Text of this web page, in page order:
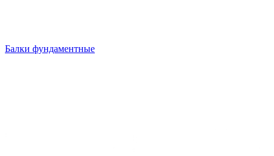
Балки фундаментные